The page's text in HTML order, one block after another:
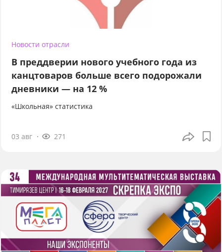
Новости отрасли
В преддверии нового учебного года из
канцтоваров больше всего подорожали
дневники — на 12 %
«Школьная» статистика
03 авг 271